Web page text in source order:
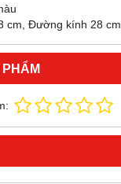
cm, Đường kính 28 cm